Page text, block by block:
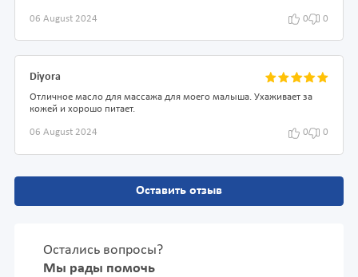
06 August 2024 0 0
Diyora
Отличное масло для массажа для моего малыша. Ухаживает за
кожей и хорошо питает.
06 August 2024 0 0
Оставить отзыв
Остались вопросы?
Мы рады помочь